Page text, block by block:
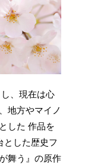
、現在は心
地方やマイノ
した 作品を
とした歴史フ
舞う』の原作